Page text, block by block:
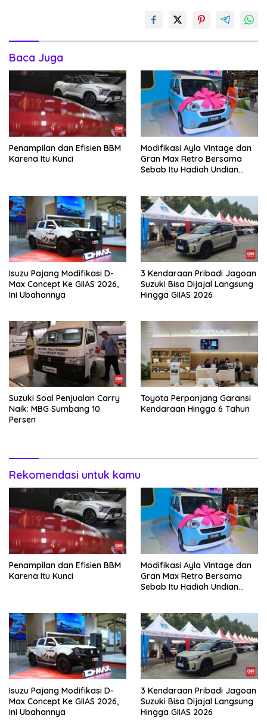
Baca Juga
Penampilan dan Efisien BBM
Karena Itu Kunci
Modifikasi Ayla Vintage dan
Gran Max Retro Bersama
Sebab Itu Hadiah Undian
Isuzu Pajang Modifikasi D-
Max Concept Ke GIIAS 2026,
Ini Ubahannya
3 Kendaraan Pribadi Jagoan
Suzuki Bisa Dijajal Langsung
Hingga GIIAS 2026
Suzuki Soal Penjualan Carry
Naik: MBG Sumbang 10
Persen
Toyota Perpanjang Garansi
Kendaraan Hingga 6 Tahun
Rekomendasi untuk kamu
Penampilan dan Efisien BBM
Karena Itu Kunci
Modifikasi Ayla Vintage dan
Gran Max Retro Bersama
Sebab Itu Hadiah Undian
Isuzu Pajang Modifikasi D-
Max Concept Ke GIIAS 2026,
Ini Ubahannya
3 Kendaraan Pribadi Jagoan
Suzuki Bisa Dijajal Langsung
Hingga GIIAS 2026